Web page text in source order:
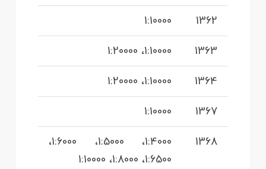
1362
1:10000
1363
1:10000، 1:20000
1364
1:10000، 1:20000
1367
1:10000
1368
1:4000، 1:5000، 1:6000،
1:6500، 1:8000، 1:10000